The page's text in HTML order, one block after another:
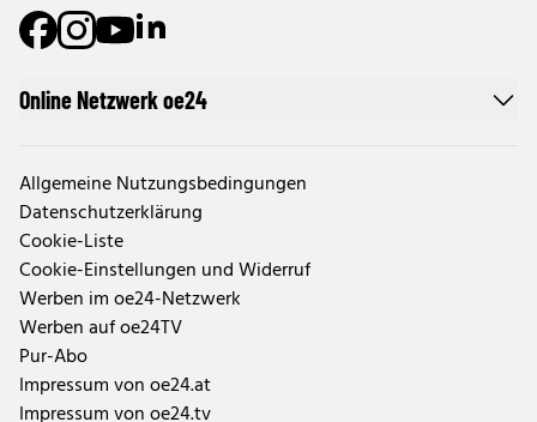
Online Netzwerk oe24
Allgemeine Nutzungsbedingungen
Datenschutzerklärung
Cookie-Liste
Cookie-Einstellungen und Widerruf
Werben im oe24-Netzwerk
Werben auf oe24TV
Pur-Abo
Impressum von oe24.at
Impressum von oe24.tv